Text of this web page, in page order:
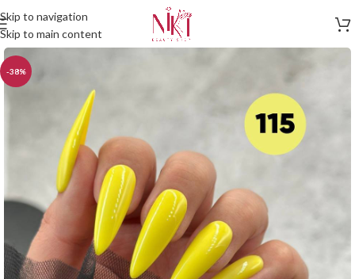
Skip to navigation
Skip to main content
-38%